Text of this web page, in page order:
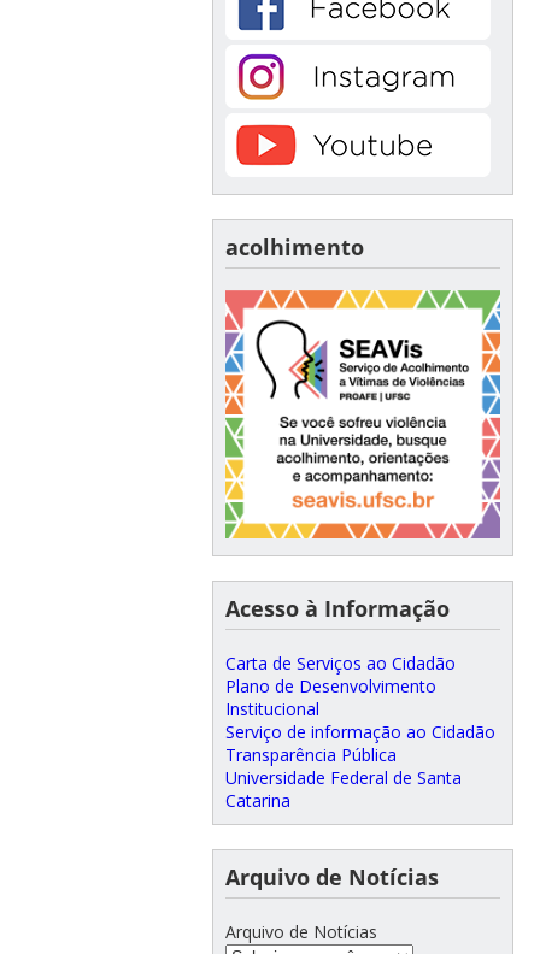
acolhimento
Acesso à Informação
Carta de Serviços ao Cidadão
Plano de Desenvolvimento
Institucional
Serviço de informação ao Cidadão
Transparência Pública
Universidade Federal de Santa
Catarina
Arquivo de Notícias
Arquivo de Notícias